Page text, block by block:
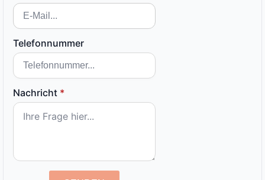
Telefonnummer
Nachricht *